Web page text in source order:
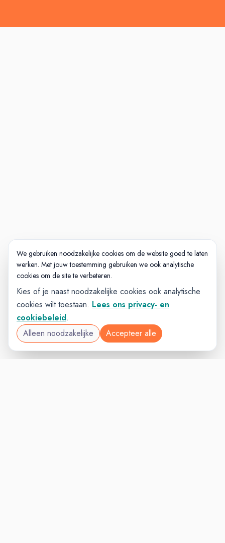
We gebruiken noodzakelijke cookies om de website goed te laten
werken. Met jouw toestemming gebruiken we ook analytische
cookies om de site te verbeteren.
Kies of je naast noodzakelijke cookies ook analytische
cookies wilt toestaan. Lees ons privacy- en
cookiebeleid.
Alleen noodzakelijke
Accepteer alle